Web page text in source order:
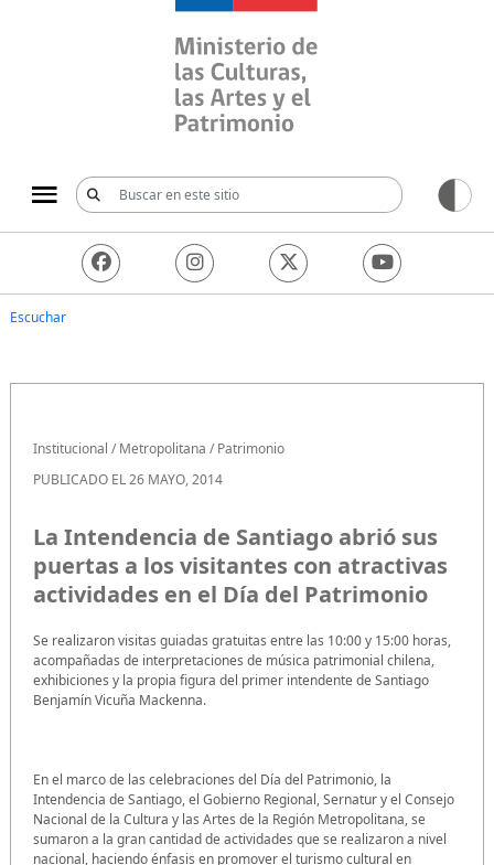
Ministerio de las
Escuchar
Institucional /Metropolitana /Patrimonio
PUBLICADO EL 26 MAYO, 2014
La Intendencia de Santiago abrió sus
puertas a los visitantes con atractivas
actividades en el Día del Patrimonio
Se realizaron visitas guiadas gratuitas entre las 10:00 y 15:00 horas,
acompañadas de interpretaciones de música patrimonial chilena,
exhibiciones y la propia figura del primer intendente de Santiago
Benjamín Vicuña Mackenna.
En el marco de las celebraciones del Día del Patrimonio, la
Intendencia de Santiago, el Gobierno Regional, Sernatur y el Consejo
Nacional de la Cultura y las Artes de la Región Metropolitana, se
sumaron a la gran cantidad de actividades que se realizaron a nivel
nacional, haciendo énfasis en promover el turismo cultural en